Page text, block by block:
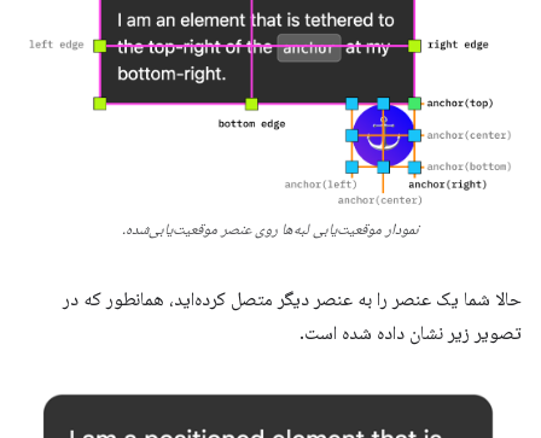
نمودار موقعیت‌یابی لبه‌ها روی عنصر موقعیت‌یابی‌شده.
حالا شما یک عنصر را به عنصر دیگر متصل کرده‌اید، همانطور که در
تصویر زیر نشان داده شده است.